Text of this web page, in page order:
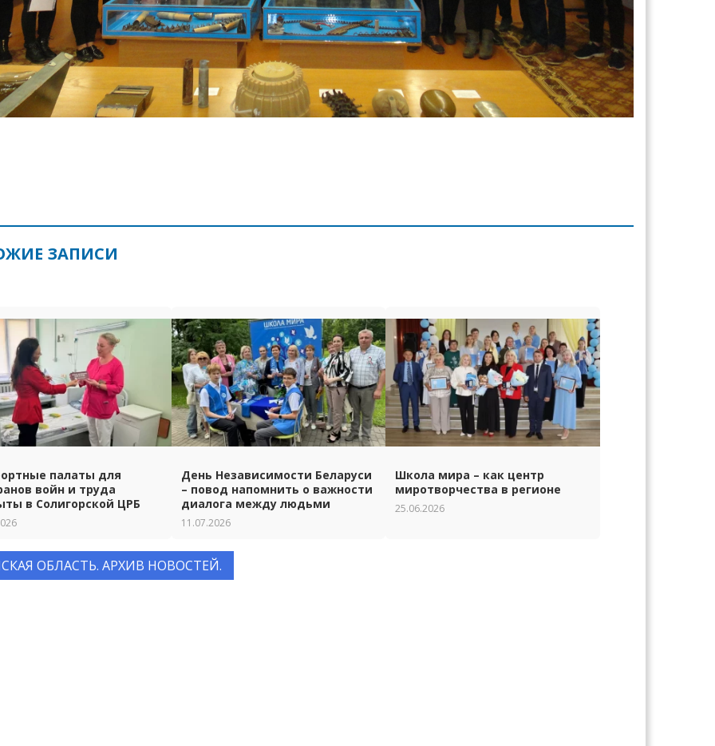
ЗАПИСИ
палаты для
войн и труда
в Солигорской ЦРБ
День Независимости Беларуси
– повод напомнить о важности
диалога между людьми
11.07.2026
Школа мира – как центр
миротворчества в регионе
25.06.2026
ОБЛАСТЬ. АРХИВ НОВОСТЕЙ.